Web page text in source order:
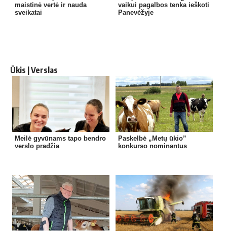
maistinė vertė ir nauda
sveikatai
vaikui pagalbos tenka ieškoti
Panevėžyje
Ūkis | Verslas
Meilė gyvūnams tapo bendro
verslo pradžia
Paskelbė „Metų ūkio”
konkurso nominantus